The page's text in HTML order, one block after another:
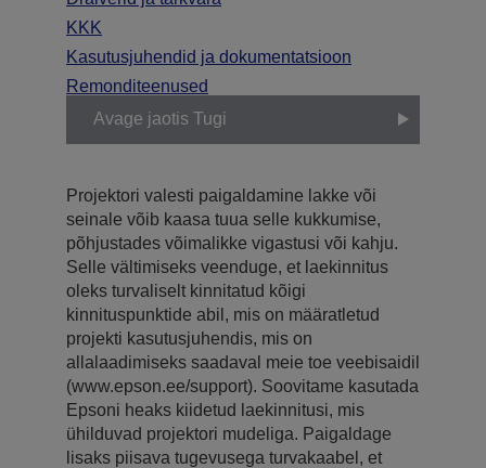
KKK
Kasutusjuhendid ja dokumentatsioon
Remonditeenused
Avage jaotis Tugi
Projektori valesti paigaldamine lakke või
seinale võib kaasa tuua selle kukkumise,
põhjustades võimalikke vigastusi või kahju.
Selle vältimiseks veenduge, et laekinnitus
oleks turvaliselt kinnitatud kõigi
kinnituspunktide abil, mis on määratletud
projekti kasutusjuhendis, mis on
allalaadimiseks saadaval meie toe veebisaidil
(www.epson.ee/support). Soovitame kasutada
Epsoni heaks kiidetud laekinnitusi, mis
ühilduvad projektori mudeliga. Paigaldage
lisaks piisava tugevusega turvakaabel, et